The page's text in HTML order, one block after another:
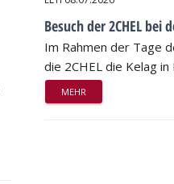
Besuch der 2CHEL bei
Im Rahmen der Tage
die 2CHEL die Kelag
MEHR